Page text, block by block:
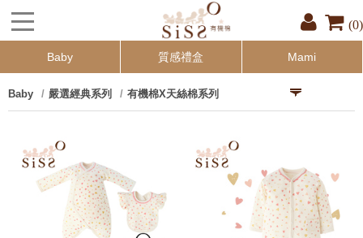
(0)
Baby 質感禮盒 Mami
Baby 嚴選經典系列 有機棉X天絲棉系列